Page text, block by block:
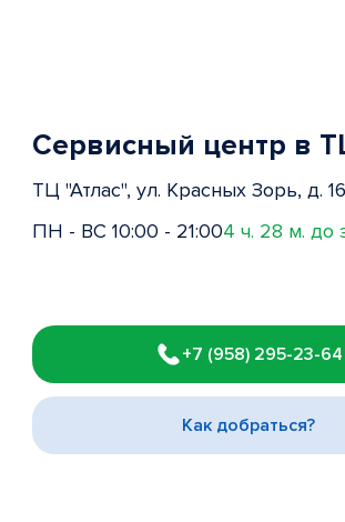
Сервисный центр в
ТЦ "Атлас", ул. Красных Зорь, д. 16
ПН - ВС 10:00 - 21:004 ч. 28 м. до
1
of
3
+7 (958) 295-23-64
Как добраться?